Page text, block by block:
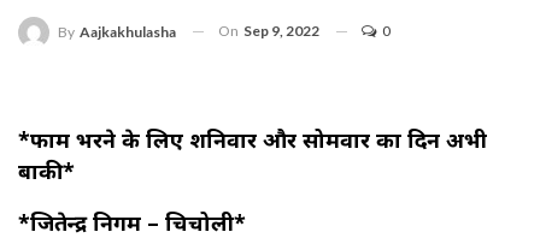
By Aajkakhulasha On Sep 9, 2022 0
*फार्म भरने के लिए शनिवार और सोमवार का दिन अभी
बाकी*
*जितेन्द्र निगम – चिचोली*